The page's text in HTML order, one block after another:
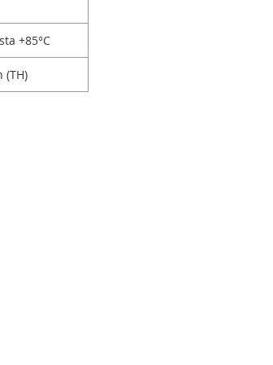
+85°C
(TH)